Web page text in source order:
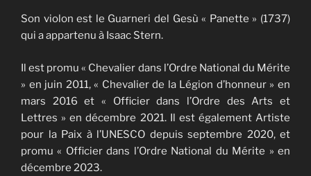
Son violon est le Guarneri del Gesù « Panette » (1737)
qui a appartenu à Isaac Stern.
Il est promu « Chevalier dans l’Ordre National du Mérite
» en juin 2011, « Chevalier de la Légion d’honneur » en
mars 2016 et « Officier dans l’Ordre des Arts et
Lettres » en décembre 2021. Il est également Artiste
pour la Paix à l’UNESCO depuis septembre 2020, et
promu « Officier dans l’Ordre National du Mérite » en
décembre 2023.